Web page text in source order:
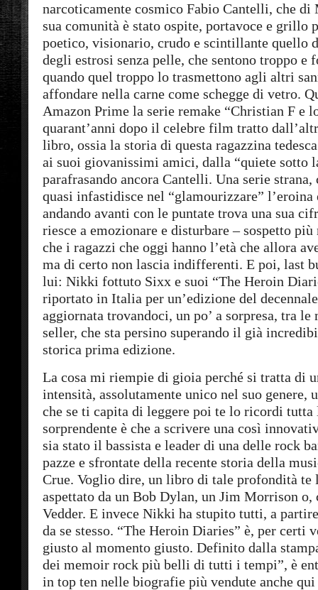
narcoticamente cosmico Fabio Cantelli, che
sua comunità è stato ospite, portavoce e grillo
poetico, visionario, crudo e scintillante quello
degli estrosi senza pelle, che sentono troppo e
quando quel troppo lo trasmettono agli altri
affondare nella carne come schegge di vetro.
Amazon Prime la serie remake “Christian F e
quarant’anni dopo il celebre film tratto
libro, ossia la storia di questa ragazzina
ai suoi giovanissimi amici, dalla “quiete sotto
parafrasando ancora Cantelli. Una serie
quasi infastidisce nel “glamourizzare”
andando avanti con le puntate trova una sua
riesce a emozionare e disturbare – sospetto
che i ragazzi che oggi hanno l’età che allora
ma di certo non lascia indifferenti. E poi, last
lui: Nikki fottuto Sixx e suoi “The Heroin
riportato in Italia per un’edizione del
aggiornata trovandoci, un po’ a sorpresa, tra le
seller, che sta persino superando il già
storica prima edizione.
La cosa mi riempie di gioia perché si tratta di
intensità, assolutamente unico nel suo genere,
che se ti capita di leggere poi te lo ricordi
sorprendente è che a scrivere una così
sia stato il bassista e leader di una delle rock
pazze e sfrontate della recente storia della
Crue. Voglio dire, un libro di tale profondità te
aspettato da un Bob Dylan, un Jim Morrison o,
Vedder. E invece Nikki ha stupito tutti, a
da se stesso. “The Heroin Diaries” è, per certi
giusto al momento giusto. Definito dalla
dei memoir rock più belli di tutti i tempi”, è
in top ten nelle biografie più vendute anche